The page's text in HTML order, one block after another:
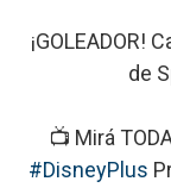
¡GOLEADOR!
de
📺 Mirá
#DisneyPlus